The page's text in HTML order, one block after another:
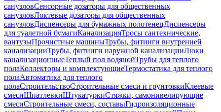
санузловСенсорные дозаторы для общественных
санузловЛоктевые дозаторы для общественных
санузловДиспенсеры для бумажных полотенецДиспенсеры
для туалетной бумагиКанализацияТросы сантехнические,
вантузыПрочистные машиныТрубы, фитинги внутренней
канализацииТрубы, фитинги наружной канализацииЛюки
канализационныеТеплый пол водянойТрубы для теплого
полаКоллекторы и комплектующиеТермостатика для теплого
полаАвтоматика для теплого
полаСтроительствоСтроительные смеси и грунтовкиКлеевые
смесиШпатлевкиШтукатуркиСтяжки, самонивелирующие
смесиСтроительные смеси, составыГидроизоляционные